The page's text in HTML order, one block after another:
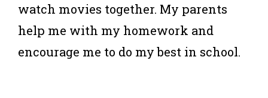
watch movies together. My parents
help me with my homework and
encourage me to do my best in school.